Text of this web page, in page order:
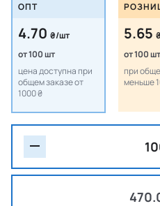
ОПТ
4.70 ₴/шт
от 100 шт
цена доступна при
общем заказе от
1000 ₴
5.65
от 100 шт
при
меньше